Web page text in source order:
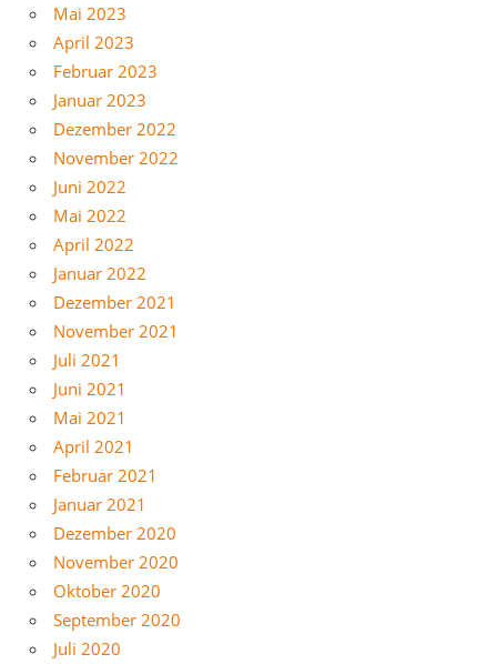
Mai 2023
April 2023
Februar 2023
Januar 2023
Dezember 2022
November 2022
Juni 2022
Mai 2022
April 2022
Januar 2022
Dezember 2021
November 2021
Juli 2021
Juni 2021
Mai 2021
April 2021
Februar 2021
Januar 2021
Dezember 2020
November 2020
Oktober 2020
September 2020
Juli 2020